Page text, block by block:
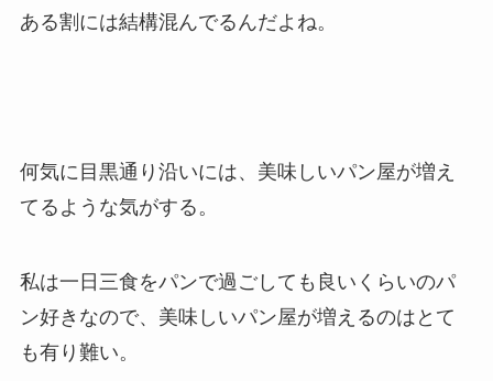
ある割には結構混んでるんだよね。
何気に目黒通り沿いには、美味しいパン屋が増え
てるような気がする。
私は一日三食をパンで過ごしても良いくらいのパ
ン好きなので、美味しいパン屋が増えるのはとて
も有り難い。